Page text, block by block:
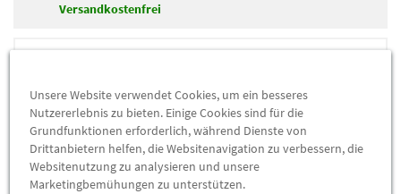
Versandkostenfrei
Preis inkl.
MwSt.
Abholbar andiesen Standorten
-
Unsere Website verwendet Cookies, um ein besseres
Nutzererlebnis zu bieten. Einige Cookies sind für die
Grundfunktionen erforderlich, während Dienste von
Drittanbietern helfen, die Websitenavigation zu verbessern, die
Websitenutzung zu analysieren und unsere
Marketingbemühungen zu unterstützen.